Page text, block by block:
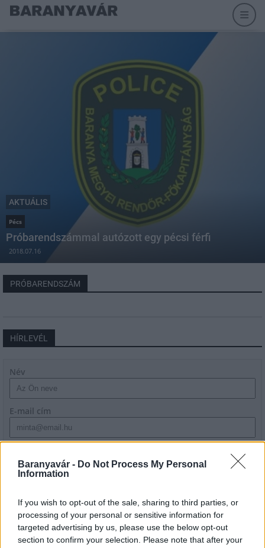
Baranyavár - Do Not Process My Personal
Information
If you wish to opt-out of the sale, sharing to third parties, or
processing of your personal or sensitive information for
targeted advertising by us, please use the below opt-out
section to confirm your selection. Please note that after your
AKTUÁLIS
Pécs
Próbarendszámmal autózott egy pécsi férfi
2018.07.16
PRÓBARENDSZÁM
HÍRLEVÉL
Név
E-mail cím
szabályzatot!
HÍRDETÉS